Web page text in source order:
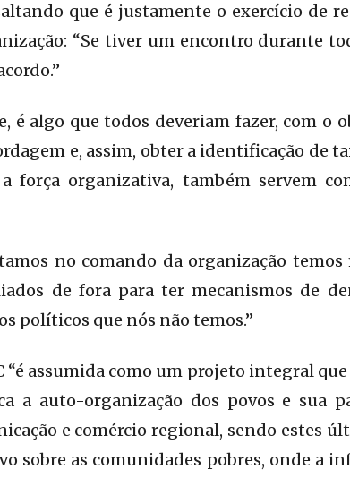
que é justamente o exercício de
“Se tiver um encontro durante
é algo que todos deveriam fazer, com o
e, assim, obter a identificação de
força organizativa, também servem
no comando da organização
de fora para ter mecanismos de
políticos que nós não temos.”
“é assumida como um projeto integral
a auto-organização dos povos e sua
e comércio regional, sendo estes
sobre as comunidades pobres, onde a